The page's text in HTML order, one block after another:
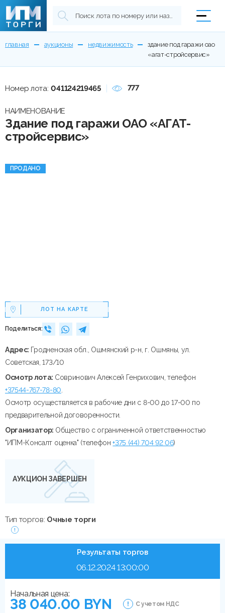
главная аукционы недвижимость
здание под гаражи оао
«агат-стройсервис»
ПРОДАНО
ЛОТ НА КАРТЕ
Поделиться:
Номер лота: 041124219465 777
НАИМЕНОВАНИЕ
Здание под гаражи ОАО «АГАТ-
стройсервис»
Адрес: Гродненская обл., Ошмянский р-н, г. Ошмяны, ул.
Советская, 173/10
Осмотр лота: Совринович Алексей Генрихович, телефон
+37544-767-78-80
Осмотр осуществляется в рабочие дни с 8-00 до 17-00 по
предварительной договоренности.
Организатор: Общество с ограниченной ответственностью
"ИПМ-Консалт оценка" (телефон+375 (44) 704 92 06)
АУКЦИОН ЗАВЕРШЕН
Тип торгов: Очные торги
Результаты торгов
06.12.2024 13:00:00
Начальная цена:
38 040.00 BYN С учетом НДС